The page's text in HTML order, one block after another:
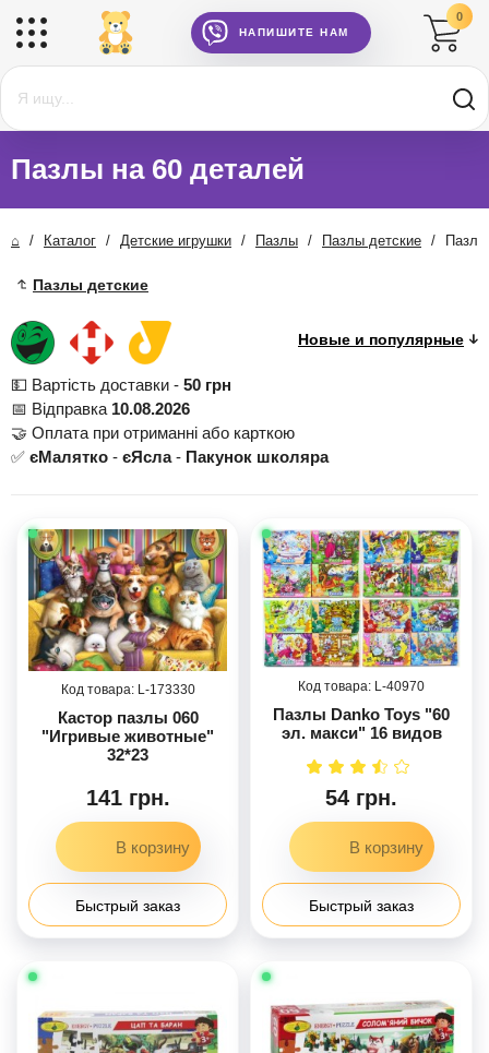
НАПИШИТЕ НАМ
0
Пазлы на 60 деталей
⌂ / Каталог / Детские игрушки / Пазлы / Пазлы детские /
Пазлы детские
💵 Вартість доставки - 50 грн
📅 Відправка 10.08.2026
🤝 Оплата при отриманні або карткою
✅ єМалятко - єЯсла- Пакунок школяра
173330
Кастор пазлы 060
"Игривые животные"
32*23
141 грн.
Быстрый заказ
40970
Пазлы Danko Toys "60
эл. макси" 16 видов
54 грн.
Быстрый заказ